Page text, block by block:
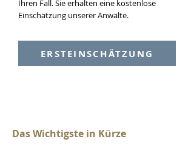
Ihren Fall. Sie erhalten eine kostenlose
Einschätzung unserer Anwälte.
ERSTEINSCHÄTZUNG
Das Wichtigste in Kürze